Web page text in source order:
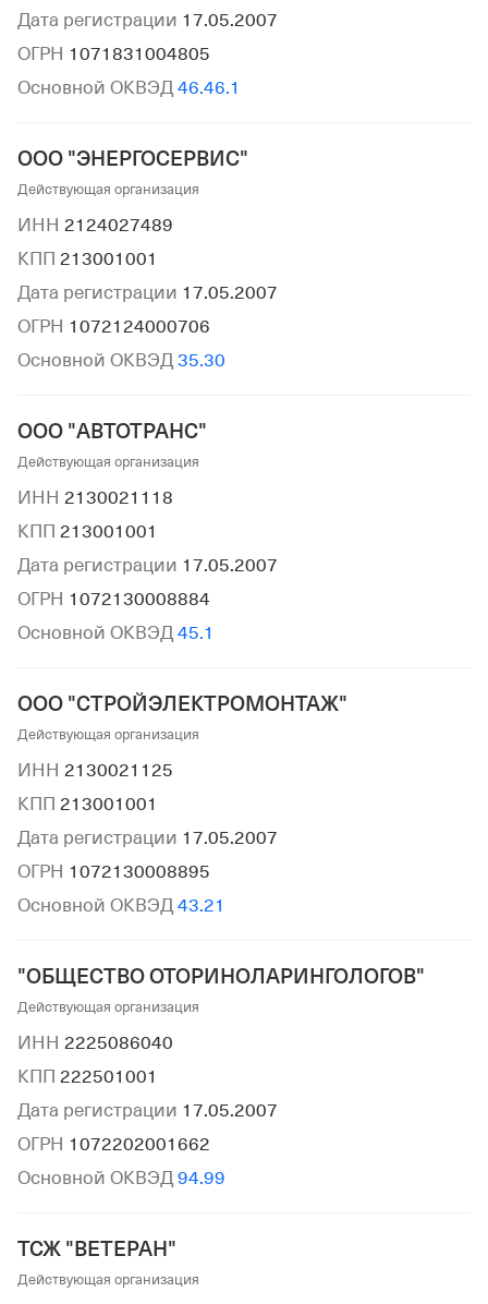
Дата регистрации 17.05.2007
ОГРН 1071831004805
Основной ОКВЭД 46.46.1
ООО "ЭНЕРГОСЕРВИС"
Действующая организация
ИНН 2124027489
КПП 213001001
Дата регистрации 17.05.2007
ОГРН 1072124000706
Основной ОКВЭД 35.30
ООО "АВТОТРАНС"
Действующая организация
ИНН 2130021118
КПП 213001001
Дата регистрации 17.05.2007
ОГРН 1072130008884
Основной ОКВЭД 45.1
ООО "СТРОЙЭЛЕКТРОМОНТАЖ"
Действующая организация
ИНН 2130021125
КПП 213001001
Дата регистрации 17.05.2007
ОГРН 1072130008895
Основной ОКВЭД 43.21
"ОБЩЕСТВО ОТОРИНОЛАРИНГОЛОГОВ"
Действующая организация
ИНН 2225086040
КПП 222501001
Дата регистрации 17.05.2007
ОГРН 1072202001662
Основной ОКВЭД 94.99
ТСЖ "ВЕТЕРАН"
Действующая организация